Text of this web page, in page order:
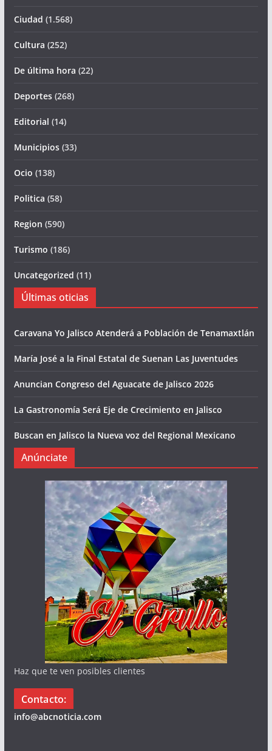
Ciudad (1.568)
Cultura (252)
De última hora (22)
Deportes(268)
Editorial (14)
Municipios(33)
Ocio (138)
Politica (58)
Region (590)
Turismo (186)
Uncategorized (11)
Últimas oticias
Caravana Yo Jalisco Atenderá a Población de Tenamaxtlán
María José a la Final Estatal de Suenan Las Juventudes
Anuncian Congreso del Aguacate de Jalisco 2026
La Gastronomía Será Eje de Crecimiento en Jalisco
Buscan en Jalisco la Nueva voz del Regional Mexicano
Anúnciate
Haz que te ven posibles clientes
Contacto:
info@abcnoticia.com